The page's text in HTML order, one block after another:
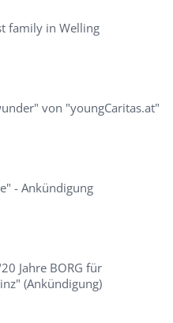
family in Welling
von "youngCaritas.at"
- Ankündigung
Jahre BORG für
(Ankündigung)